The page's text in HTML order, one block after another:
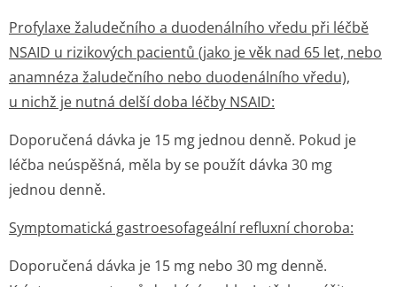
Profylaxe žaludečního a duodenálního vředu při léčbě
NSAID u rizikových pacientů (jako je věk nad 65 let, nebo
anamnéza žaludečního nebo duodenálního vředu),
u nichž je nutná delší doba léčby NSAID:
Doporučená dávka je 15 mg jednou denně. Pokud je
léčba neúspěšná, měla by se použít dávka 30 mg
jednou denně.
Symptomatická gastroesofageální refluxní choroba:
Doporučená dávka je 15 mg nebo 30 mg denně.